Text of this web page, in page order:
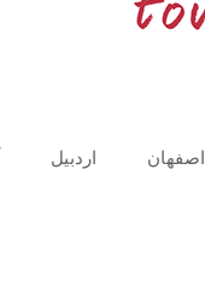
اردبیل اصفهان